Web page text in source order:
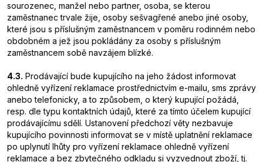
sourozenec, manžel nebo partner, osoba, se kterou
zaměstnanec trvale žije, osoby sešvagřené anebo jiné osoby,
které jsou s příslušným zaměstnancem v poměru rodinném nebo
obdobném a jež jsou pokládány za osoby s příslušným
zaměstnancem sobě navzájem blízké.
4.3. Prodávající bude kupujícího na jeho žádost informovat
ohledně vyřízení reklamace prostřednictvím e-mailu, sms zprávy
anebo telefonicky, a to způsobem, o který kupující požádá,
resp. dle typu kontaktních údajů, které za tímto účelem kupující
prodávajícímu sdělí. Ustanovení předchozí věty nezbavuje
kupujícího povinnosti informovat se v místě uplatnění reklamace
po uplynutí lhůty pro vyřízení reklamace ohledně vyřízení
reklamace a bez zbytečného odkladu si vyzvednout zboží, tj.